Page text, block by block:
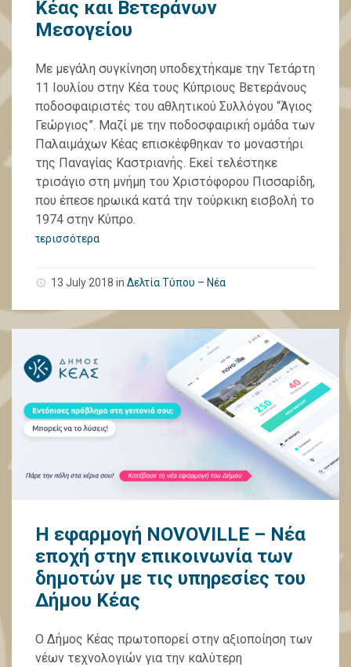
Κέας και Βετεράνων
Μεσογείου
Με μεγάλη συγκίνηση υποδεχτήκαμε την Τετάρτη
11 Ιουλίου στην Κέα τους Κύπριους Βετεράνους
ποδοσφαιριστές του αθλητικού Συλλόγου “Άγιος
Γεώργιος”. Μαζί με την ποδοσφαιρική ομάδα των
Παλαιμάχων Κέας επισκέφθηκαν το μοναστήρι
της Παναγίας Καστριανής. Εκεί τελέστηκε
τρισάγιο στη μνήμη του Χριστόφορου Πισσαρίδη,
που έπεσε ηρωικά κατά την τούρκικη εισβολή το
1974 στην Κύπρο.
περισσότερα
13 July 2018 in Δελτία Τύπου – Νέα
Η εφαρμογή NOVOVILLE – Νέα
εποχή στην επικοινωνία των
δημοτών με τις υπηρεσίες του
Δήμου Κέας
O Δήμος Κέας πρωτοπορεί στην αξιοποίηση των
νέων τεχνολογιών για την καλύτερη